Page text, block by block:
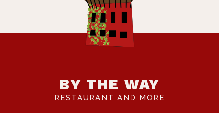
BY THE WAY
RESTAURANT AND MORE